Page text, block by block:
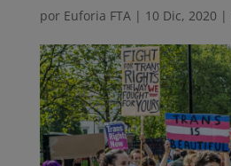
por Euforia FTA| 10 Dic, 2020 |